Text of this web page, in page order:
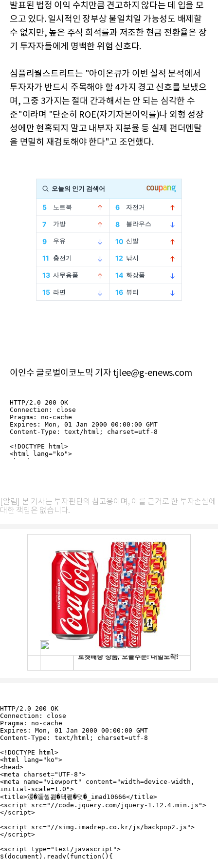
발표된 법정 이익 수치만큼 견고하지 않다는 데 입을 모
으고 있다. 일시적인 장부상 불일치일 가능성도 배제할
수 없지만, 높은 주식 희석률과 저조한 현금 전환율은 장
기 투자자들에게 명백한 위험 신호다.
심플리월스트리트는 "아이온큐가 이번 실적 분석에서
투자자가 반드시 주목해야 할 4가지 경고 신호를 보냈으
며, 그중 3가지는 절대 간과해서는 안 되는 심각한 수
준"이라며 "단순히 ROE(자기자본이익률)나 외형 성장
성에만 현혹되지 말고 내부자 지분율 등 실제 펀더멘탈
을 면밀히 재검토해야 한다"고 조언했다.
이인수 글로벌이코노믹 기자 tjlee@g-enews.com
[알림] 본 기사는 투자판단의 참고용이며, 이를 근거로 한 투자손실에
대한 책임은 없습니다.